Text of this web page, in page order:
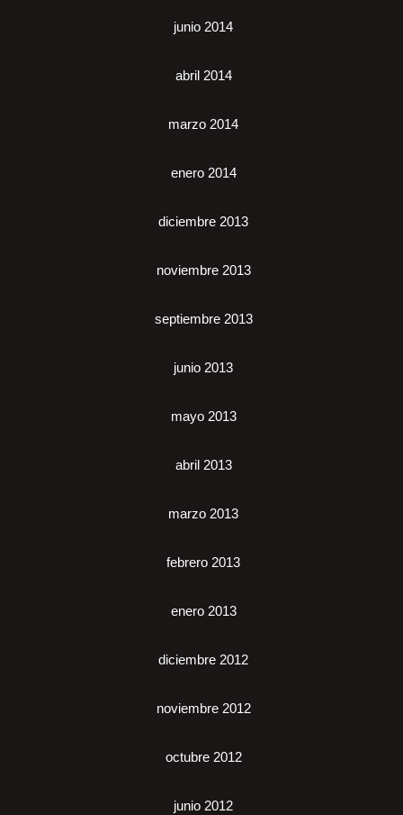
junio 2014
abril 2014
marzo 2014
enero 2014
diciembre 2013
noviembre 2013
septiembre 2013
junio 2013
mayo 2013
abril 2013
marzo 2013
febrero 2013
enero 2013
diciembre 2012
noviembre 2012
octubre 2012
junio 2012